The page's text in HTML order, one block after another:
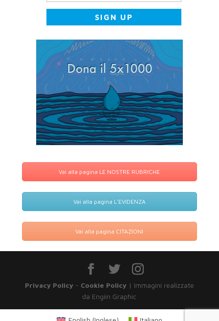
Vai alla pagina LE NOSTRE RUBRICHE
Vai alla pagina L'EVIDENZA
Vai alla pagina CITAZIONI
Privacy Policy- Cookie Policy| Immagini realizzate
da Engiin Graphic